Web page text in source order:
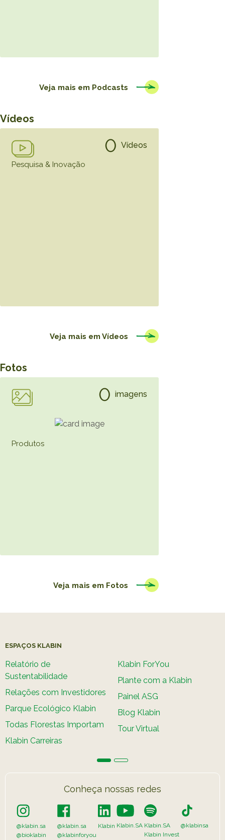
Veja mais em Podcasts
Vídeos
0 Vídeos
Pesquisa & Inovação
Veja mais em Vídeos
Fotos
0 imagens
Produtos
Veja mais em Fotos
ESPAÇOS KLABIN
Relatório de
Sustentabilidade
Relações com Investidores
Parque Ecológico Klabin
Todas Florestas Importam
Klabin Carreiras
Klabin ForYou
Plante com a Klabin
Painel ASG
Blog Klabin
Tour Virtual
Conheça nossas redes
@klabin.sa
@bioklabin
@klabin.sa
@klabinforyou
Klabin Klabin.SA Klabin.SA
Klabin Invest
@klabinsa